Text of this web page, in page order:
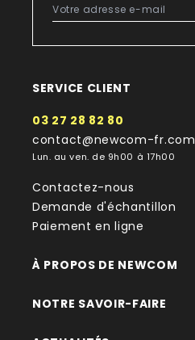
SERVICE CLIENT
03 27 28 82 80
contact@newcom-fr.com
Lun. au ven. de 9h00 à 17h00
Contactez-nous
Demande d'échantillon
Paiement en ligne
À PROPOS DE NEWCOM
NOTRE SAVOIR-FAIRE